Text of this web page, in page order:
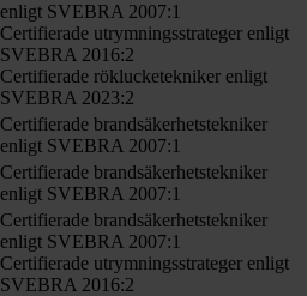
enligt SVEBRA 2007:1
Certifierade utrymningsstrateger enligt
SVEBRA 2016:2
Certifierade röklucketekniker enligt
SVEBRA 2023:2
Certifierade brandsäkerhetstekniker
enligt SVEBRA 2007:1
Certifierade brandsäkerhetstekniker
enligt SVEBRA 2007:1
Certifierade brandsäkerhetstekniker
enligt SVEBRA 2007:1
Certifierade utrymningsstrateger enligt
SVEBRA 2016:2